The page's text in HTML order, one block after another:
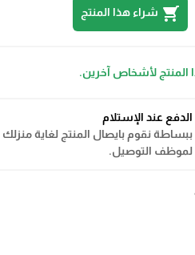
shopping_cart شراء هذا المنتج
المنتج لأشخاص آخرين.
الدفع عند الإستلام
ببساطة نقوم بايصال المنتج لغاية
لموظف التوصيل.